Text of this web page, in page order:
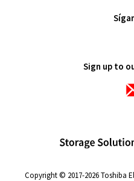
Sign up to
Copyright © 2017-2026 Toshiba